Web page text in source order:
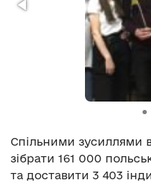
Спільними зусиллями
зібрати 161 000
та доставити 3 403